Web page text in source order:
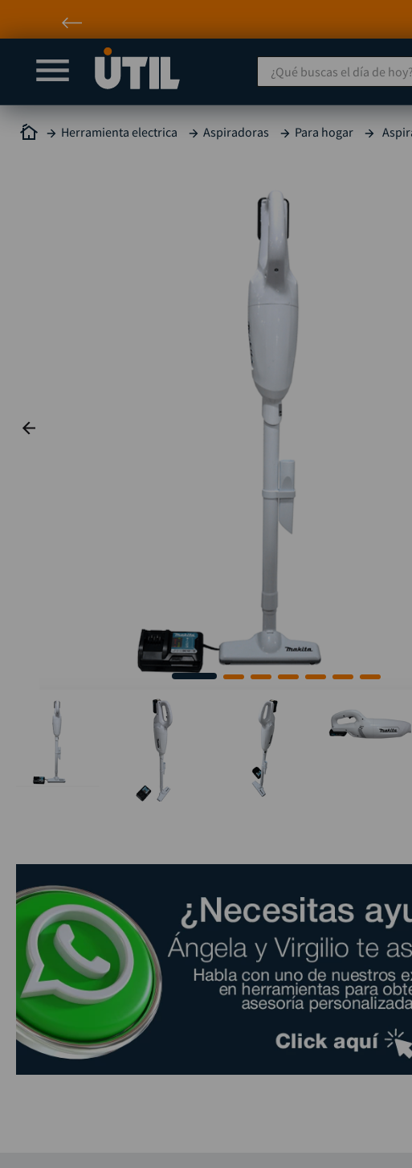
¿Qué buscas el día de hoy?
Herramienta electrica Aspiradoras Para hogar 1.